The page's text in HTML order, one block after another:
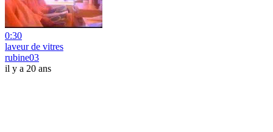
0:30
laveur de vitres
rubine03
il y a 20 ans